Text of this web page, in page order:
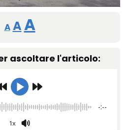
A
Reducir
tamaño
fuente.
A Restablecer
de
fuente
AAumentar
tamaño
fuente.
ascoltare l'articolo:
-:--
1x